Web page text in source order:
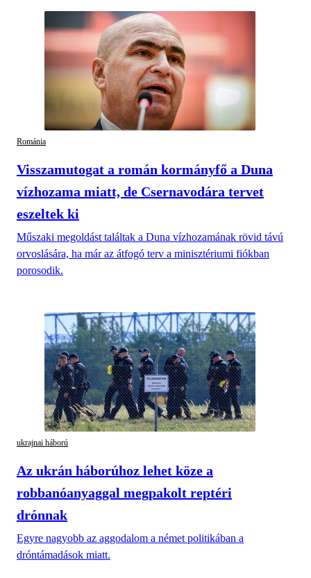
Románia
Visszamutogat a román kormányfő a Duna
vízhozama miatt, de Csernavodára tervet
eszeltek ki
Műszaki megoldást találtak a Duna vízhozamának rövid távú
orvoslására, ha már az átfogó terv a minisztériumi fiókban
porosodik.
ukrajnai háború
Az ukrán háborúhoz lehet köze a
robbanóanyaggal megpakolt reptéri
drónnak
Egyre nagyobb az aggodalom a német politikában a
dróntámadások miatt.